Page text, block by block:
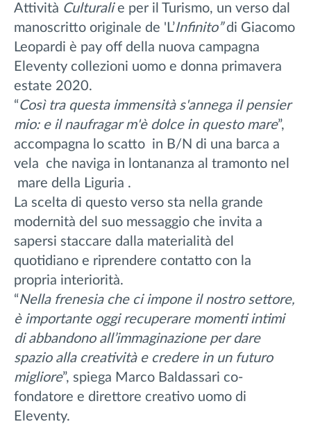
Attività Culturalie per il Turismo, un verso dal
manoscritto originale de 'L’Infinito”di Giacomo
Leopardi è pay off della nuova campagna
Eleventy collezioni uomo e donna primavera
estate 2020.
“Così tra questa immensità s'annega il pensier
mio: e il naufragar m'è dolce in questo mare”,
accompagna lo scatto in B/N di una barca a
vela che naviga in lontananza al tramonto nel
mare della Liguria .
La scelta di questo verso sta nella grande
modernità del suo messaggio che invita a
sapersi staccare dalla materialità del
quotidiano e riprendere contatto con la
propria interiorità.
“Nella frenesia che ci impone il nostro settore,
è importante oggi recuperare momenti intimi
di abbandono all’immaginazione per dare
spazio alla creatività e credere in un futuro
migliore”, spiega Marco Baldassari co-
fondatore e direttore creativo uomo di
Eleventy.